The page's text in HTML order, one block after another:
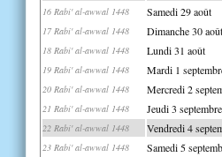
16 Rabi' al-awwal 1448 Samedi 29 août
17 Rabi' al-awwal 1448 Dimanche 30 août
18 Rabi' al-awwal 1448 Lundi 31 août
19 Rabi' al-awwal 1448 Mardi 1
20 Rabi' al-awwal 1448 Mercredi 2
21 Rabi' al-awwal 1448 Jeudi 3 septembre
22 Rabi' al-awwal 1448 Vendredi 4
23 Rabi' al-awwal 1448 Samedi 5